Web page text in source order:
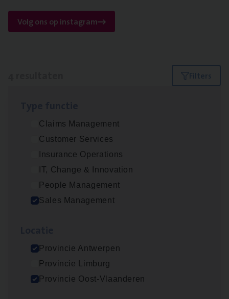
Volg ons op instagram
Filters
Claims Management
Customer Services
Insurance Operations
IT, Change & Innovation
People Management
Sales Management
Provincie Antwerpen
Provincie Limburg
Provincie Oost-Vlaanderen
Insu­ran­ce Bro­ker Trans­port
Antwerpen
Insu­ran­ce Bro­kerKMO
Cor­po­ra­te Insu­ran­ce Bro­ker Property